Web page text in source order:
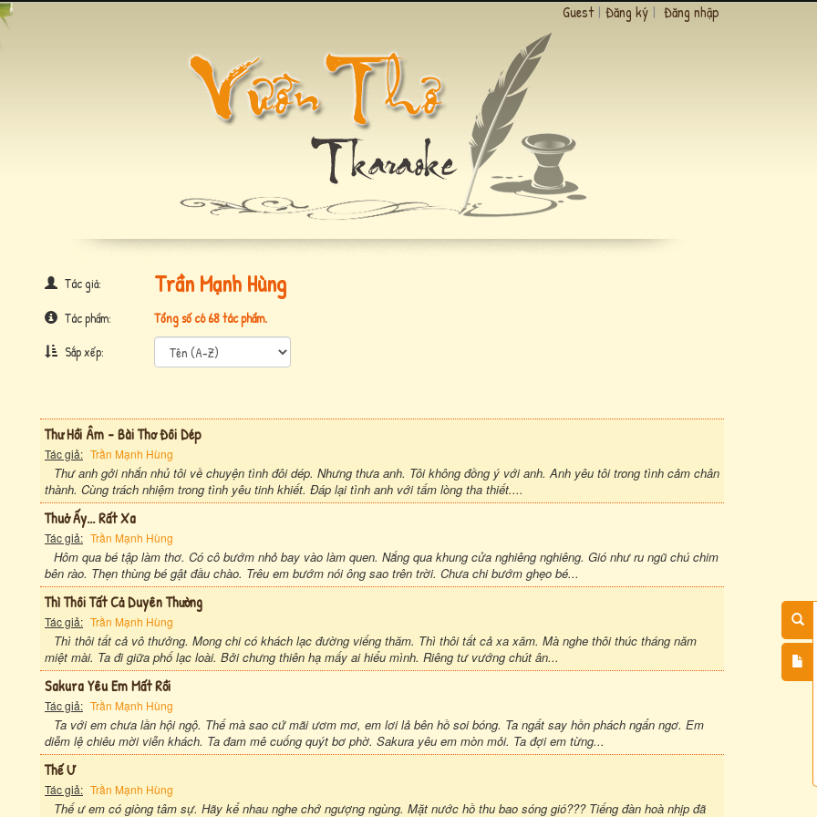
Guest | Đăng ký | Đăng nhập
Tác giả: Trần Mạnh Hùng
Tác phẩm:
Tổng số có 68 tác phẩm.
Sắp xếp:
Thư Hồi Âm - Bài Thơ Đôi Dép
Tác giả: Trần Mạnh Hùng
Thư anh gởi nhắn nhủ tôi về chuyện tình đôi dép. Nhưng thưa anh. Tôi không đồng ý với anh. Anh yêu tôi trong tình cảm chân
thành. Cùng trách nhiệm trong tình yêu tinh khiết. Đáp lại tình anh với tấm lòng tha thiết....
Thuở Ấy... Rất Xa
Tác giả: Trần Mạnh Hùng
Hôm qua bé tập làm thơ. Có cô bướm nhỏ bay vào làm quen. Nắng qua khung cửa nghiêng nghiêng. Gió như ru ngũ chú chim
bên rào. Thẹn thùng bé gật đầu chào. Trêu em bướm nói ông sao trên trời. Chưa chi bướm ghẹo bé...
Thì Thôi Tất Cả Duyên Thường
Tác giả: Trần Mạnh Hùng
Thì thôi tất cả vô thưởng. Mong chi có khách lạc đường viếng thăm. Thì thôi tất cả xa xăm. Mà nghe thôi thúc tháng năm
miệt mài. Ta đi giữa phố lạc loài. Bởi chưng thiên hạ mấy ai hiểu mình. Riêng tư vướng chút ân...
Sakura Yêu Em Mất Rồi
Tác giả: Trần Mạnh Hùng
Ta với em chưa lần hội ngộ. Thế mà sao cứ mãi ươm mơ, em lơi lả bên hồ soi bóng. Ta ngất say hồn phách ngẩn ngơ. Em
diễm lệ chiêu mời viễn khách. Ta đam mê cuống quýt bơ phờ. Sakura yêu em mòn mỏi. Ta đợi em từng...
Thế Ư
Tác giả: Trần Mạnh Hùng
Thế ư em có giòng tâm sự. Hãy kể nhau nghe chớ ngượng ngùng. Mặt nước hồ thu bao sóng gió??? Tiếng đàn hoà nhịp đã